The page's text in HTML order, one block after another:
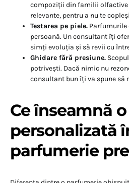
compoziții din familii olfactive
relevante, pentru a nu te
Testarea pe piele. Parfumurile
persoană. Un consultant îți
simți evoluția și să revii cu
Ghidare fără presiune.
potrivești. Dacă nimic nu
consultant bun îți va spune să
Ce înseamnă
personalizată
parfumerie